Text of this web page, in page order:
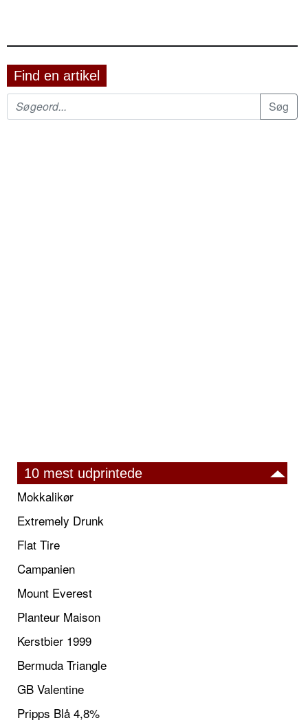
Find en artikel
10 mest udprintede
Mokkalikør
Extremely Drunk
Flat Tire
Campanien
Mount Everest
Planteur Maison
Kerstbier 1999
Bermuda Triangle
GB Valentine
Pripps Blå 4,8%